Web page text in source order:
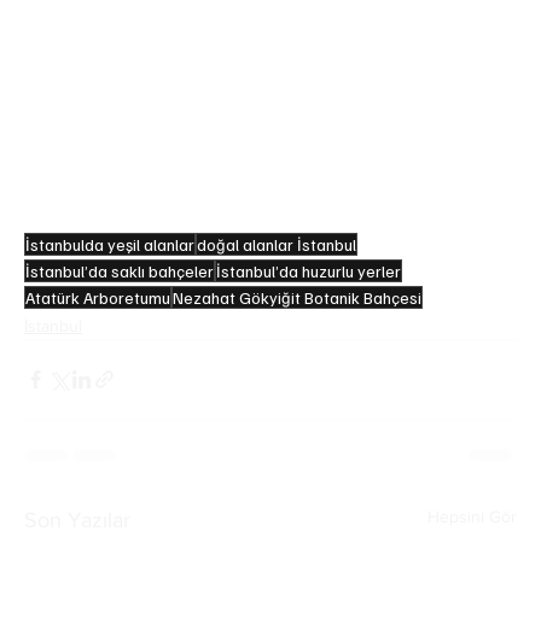
İstanbulda yeşil alanlardoğal alanlar İstanbul
İstanbul’da saklı bahçelerİstanbul’da huzurlu yerler
Atatürk ArboretumuNezahat Gökyiğit Botanik Bahçesi